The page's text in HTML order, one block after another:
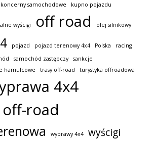
koncerny samochodowe kupno pojazdu
wyścigi off road olej silnikowy
pojazd pojazd terenowy 4x4 Polska
racing
samochód zastępczy
sankcje
hamulcowe trasy off-road turystyka offroadowa
4x4
road
wyprawy 4x4
wyścigi